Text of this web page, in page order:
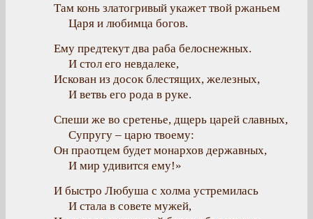
Там конь златогривый укажет твой ржаньем
Царя и любимца богов.
Ему предтекут два раба белоснежных.
И стол его невдалеке,
Искован из досок блестящих, железных,
И ветвь его рода в руке.
Спеши же во сретенье, дщерь царей славных,
Супругу – царю твоему:
Он праотцем будет монархов державных,
И мир удивится ему!»
И быстро Любуша с холма устремилась
И стала в совете мужей,